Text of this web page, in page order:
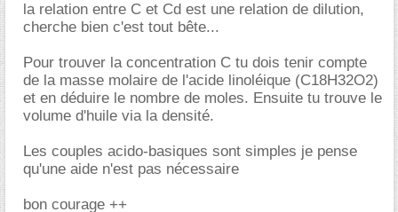
la relation entre C et Cd est une relation de dilution,
cherche bien c'est tout bête...
Pour trouver la concentration C tu dois tenir compte
de la masse molaire de l'acide linoléique (C18H32O2)
et en déduire le nombre de moles. Ensuite tu trouve le
volume d'huile via la densité.
Les couples acido-basiques sont simples je pense
qu'une aide n'est pas nécessaire
bon courage ++